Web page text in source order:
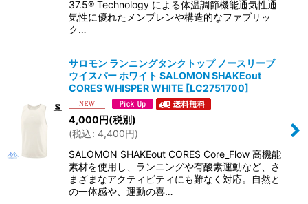
37.5® Technology による体温調節機能通気性通
気性に優れたメンブレンや構造的なファブリッ
ク…
サロモン ランニングタンクトップ ノースリーブ
ウイスパー ホワイト SALOMON SHAKEout
CORES WHISPER WHITE [LC2751700]
4,000円(税別)
(税込: 4,400円)
SALOMON SHAKEout CORES Core_Flow 高機能
素材を使用し、ランニングや有酸素運動など、さ
まざまなアクティビティにも難なく対応。自然と
の一体感や、運動の喜…